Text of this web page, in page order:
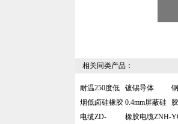
相关同类产品：
耐温250度低
烟低卤硅橡胶
电缆ZD-
镀锡导体
0.4mm屏蔽硅
橡胶电缆ZNH-